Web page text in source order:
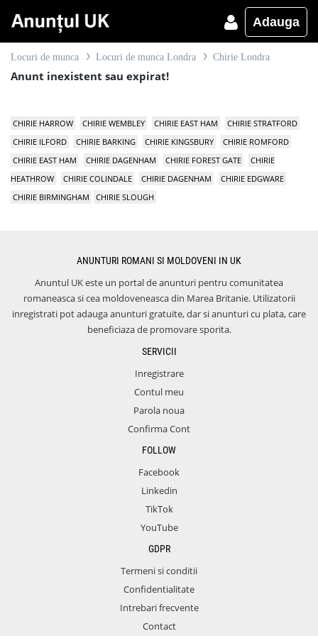
Adauga
Locuri de munca Locuri de munca Londra Chirie Londra
Anunt inexistent sau expirat!
CHIRIE HARROW CHIRIE WEMBLEY CHIRIE EAST HAM
CHIRIE STRATFORD
CHIRIE ILFORD
CHIRIE BARKING CHIRIE KINGSBURY
CHIRIE ROMFORD
CHIRIE EAST HAM
CHIRIE DAGENHAM CHIRIE FOREST GATE
CHIRIE
HEATHROW
CHIRIE COLINDALE CHIRIE DAGENHAM
CHIRIE EDGWARE
CHIRIE BIRMINGHAM
CHIRIE SLOUGH
ANUNTURI ROMANI SI MOLDOVENI IN UK
Anuntul UK este un portal de anunturi pentru comunitatea
romaneasca si cea moldoveneasca din Marea Britanie. Utilizatorii
inregistrati pot adauga anunturi gratuite, dar si anunturi cu plata, care
beneficiaza de promovare sporita.
SERVICII
Inregistrare
Contul meu
Parola noua
Confirma Cont
FOLLOW
Facebook
Linkedin
TikTok
YouTube
GDPR
Termeni si conditii
Confidentialitate
Intrebari frecvente
Contact